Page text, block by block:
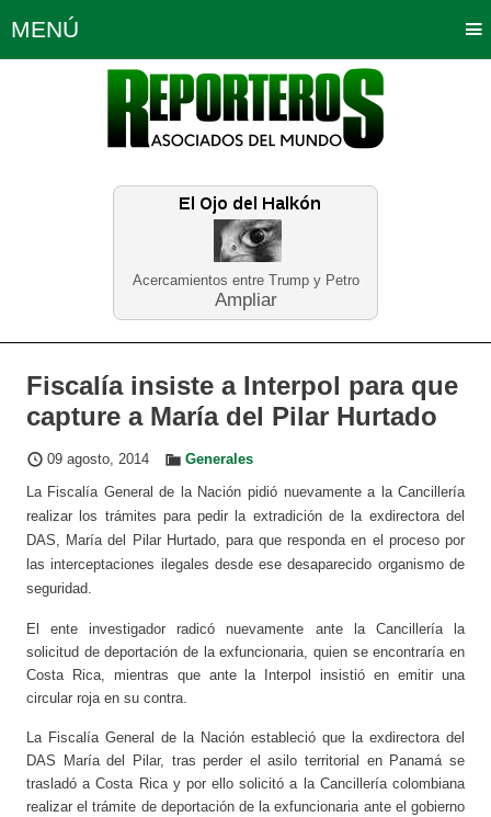
Acercamientos entre Trump y Petro
Ampliar
MENÚ
Política Opinión Bogotá
Planeta Tierra Deportes
Educación Neira
Fiscalía insiste a Interpol para que
capture a María del Pilar Hurtado
09 agosto, 2014 Generales
La Fiscalía General de la Nación pidió nuevamente a la Cancillería
realizar los trámites para pedir la extradición de la exdirectora del
DAS, María del Pilar Hurtado, para que responda en el proceso por
las interceptaciones ilegales desde ese desaparecido organismo de
seguridad.
El ente investigador radicó nuevamente ante la Cancillería la
solicitud de deportación de la exfuncionaria, quien se encontraría en
Costa Rica, mientras que ante la Interpol insistió en emitir una
circular roja en su contra.
La Fiscalía General de la Nación estableció que la exdirectora del
DAS María del Pilar, tras perder el asilo territorial en Panamá se
trasladó a Costa Rica y por ello solicitó a la Cancillería colombiana
realizar el trámite de deportación de la exfuncionaria ante el gobierno